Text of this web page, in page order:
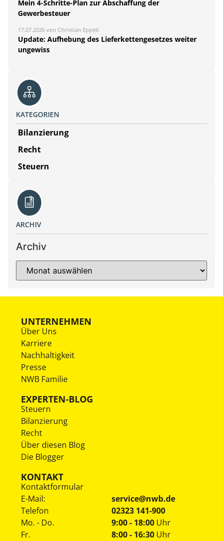
Mein 4-Schritte-Plan zur Abschaffung der
Gewerbesteuer
17.07.2026 von Christian Eppelt
Update: Aufhebung des Lieferkettengesetzes weiter
ungewiss
KATEGORIEN
Bilanzierung
Recht
Steuern
ARCHIV
Archiv
UNTERNEHMEN
Über Uns
Karriere
Nachhaltigkeit
Presse
NWB Familie
EXPERTEN-BLOG
Steuern
Bilanzierung
Recht
Über diesen Blog
Die Blogger
KONTAKT
Kontaktformular
E-Mail:
service@nwb.de
Telefon
02323 141-900
Mo. - Do.
Fr.
9:00 - 18:00 Uhr
8:00 - 16:30 Uhr